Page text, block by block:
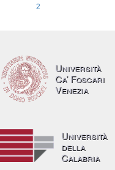
2
Università
Ca’ Foscari
Venezia
Università
della
Calabria